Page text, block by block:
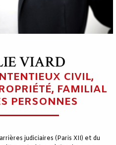
VIARD
CIVIL,
FAMILIAL
PERSONNES
judiciaires (Paris XII) et du